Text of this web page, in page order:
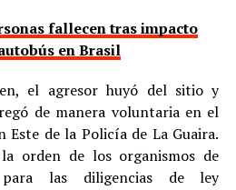
fallecen tras impacto
en Brasil
el agresor huyó del sitio y
de manera voluntaria en el
Este de la Policía de La Guaira.
orden de los organismos de
para las diligencias de ley